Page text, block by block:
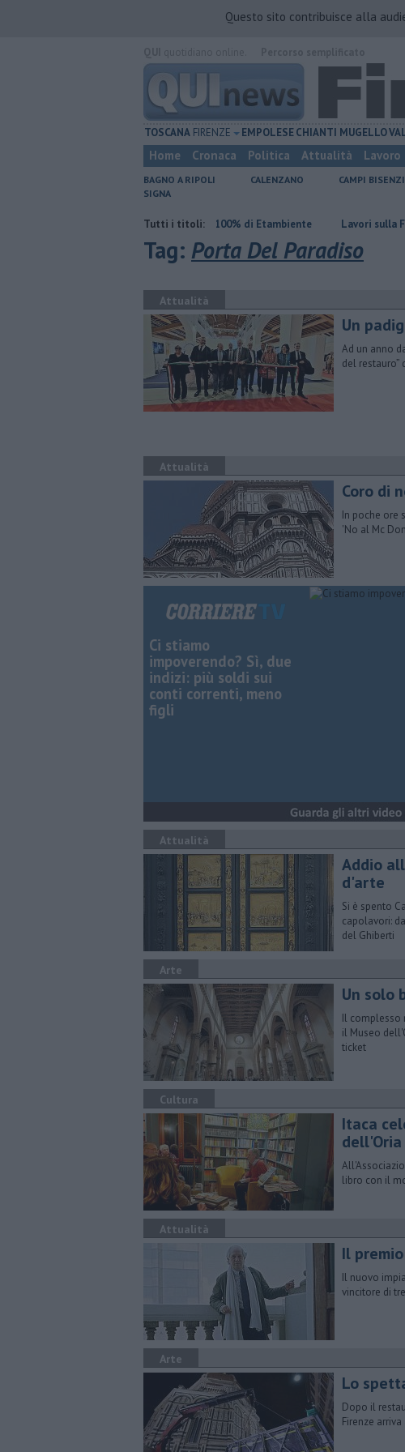
Questo sito contribuisce alla
TOSCANA FIRENZE EMPOLESECHIANTI MUGELLO
Home Cronaca Politica Attualità Lavoro
BAGNO A RIPOLI CALENZANO CAMPI
SIGNA
Tutti i titoli:
Iren sale al 100% di Etambiente Lavori sulla Firenze-Roma,
Tag: Porta Del Paradiso
Attualità
Un
Ad un anno
del restauro”
Attualità
Coro di
In poche ore
'No al Mc
Ci stiamo
impoverendo? Sì, due
indizi: più soldi sui
conti correnti, meno
figli
Attualità
Addio
d'arte
Si è spento
capolavori:
del Ghiberti
Arte
Un solo
Il complesso
il Museo
ticket
Cultura
Itaca
dell'Oria
libro con il
Attualità
Il
Il nuovo
vincitore di
Arte
Lo
Dopo il
Firenze